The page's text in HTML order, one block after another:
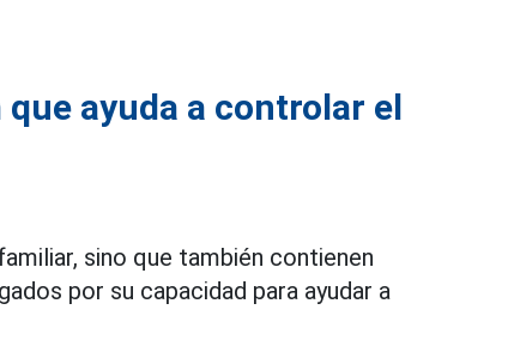
ayuda a controlar el
sino que también contienen
por su capacidad para ayudar a